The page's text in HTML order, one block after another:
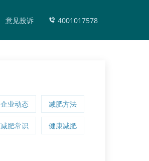
意见投诉 4001017578
企业动态 减肥方法
减肥常识 健康减肥